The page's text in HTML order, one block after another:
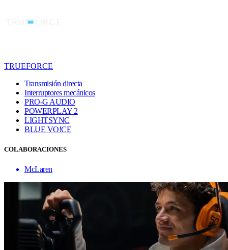
TRUEFORCE
Transmisión directa
Interruptores mecánicos
PRO-G AUDIO
POWERPLAY 2
LIGHTSYNC
BLUE VO!CE
COLABORACIONES
McLaren